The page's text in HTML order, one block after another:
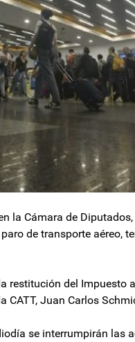
la Cámara de
de transporte aéreo,
restitución del Impuesto
CATT, Juan Carlos
se interrumpirán las